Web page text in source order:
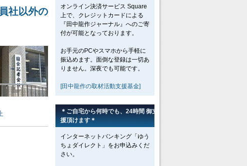
社以外の
オンライン決済サービス Square
上で、クレジットカードによる
『田中龍作ジャーナル』へのご寄
付が可能となっております。
お手元のPCやスマホから手軽に
振込めます。面倒な登録は一切あ
りません。深夜でも可能です。
[田中龍作の取材活動支援基金]
＊ご自宅から何時でも、24時間 御支
援頂けます＊
インターネットバンキング「ゆう
ちょダイレクト」をお申込みくだ
さい。